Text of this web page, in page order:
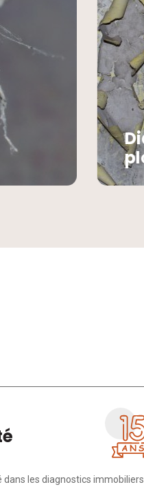
dans les diagnostics immobiliers